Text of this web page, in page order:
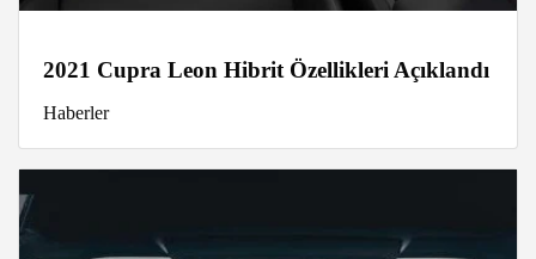
2021 Cupra Leon Hibrit Özellikleri Açıklandı
Haberler